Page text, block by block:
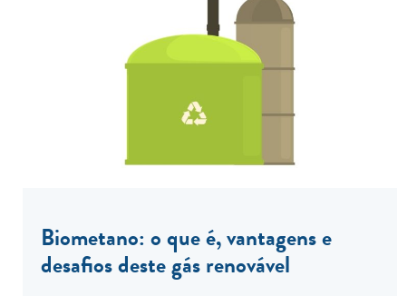
Biometano: o que é, vantagens e
desafios deste gás renovável